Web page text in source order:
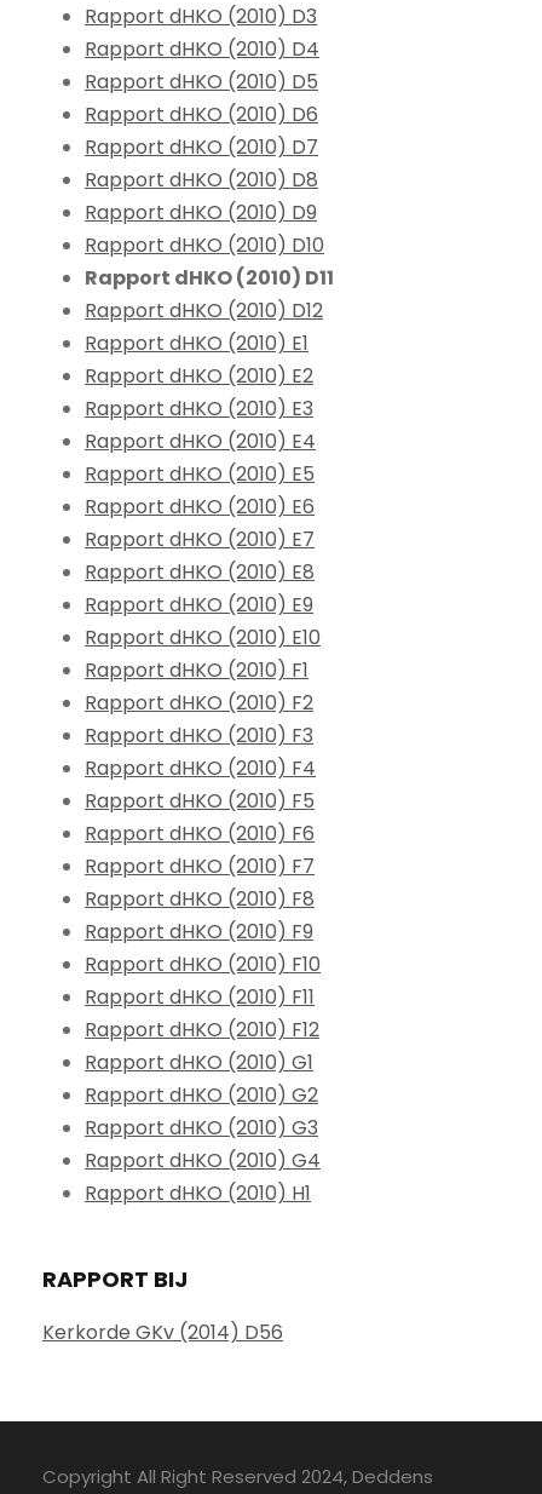
Rapport dHKO (2010) D3
Rapport dHKO (2010) D4
Rapport dHKO (2010) D5
Rapport dHKO (2010) D6
Rapport dHKO (2010) D7
Rapport dHKO (2010) D8
Rapport dHKO (2010) D9
Rapport dHKO (2010) D10
Rapport dHKO (2010) D11
Rapport dHKO (2010) D12
Rapport dHKO (2010) E1
Rapport dHKO (2010) E2
Rapport dHKO (2010) E3
Rapport dHKO (2010) E4
Rapport dHKO (2010) E5
Rapport dHKO (2010) E6
Rapport dHKO (2010) E7
Rapport dHKO (2010) E8
Rapport dHKO (2010) E9
Rapport dHKO (2010) E10
Rapport dHKO (2010) F1
Rapport dHKO (2010) F2
Rapport dHKO (2010) F3
Rapport dHKO (2010) F4
Rapport dHKO (2010) F5
Rapport dHKO (2010) F6
Rapport dHKO (2010) F7
Rapport dHKO (2010) F8
Rapport dHKO (2010) F9
Rapport dHKO (2010) F10
Rapport dHKO (2010) F11
Rapport dHKO (2010) F12
Rapport dHKO (2010) G1
Rapport dHKO (2010) G2
Rapport dHKO (2010) G3
Rapport dHKO (2010) G4
Rapport dHKO (2010) H1
RAPPORT BIJ
Kerkorde GKv (2014) D56
Copyright All Right Reserved 2024, Deddens